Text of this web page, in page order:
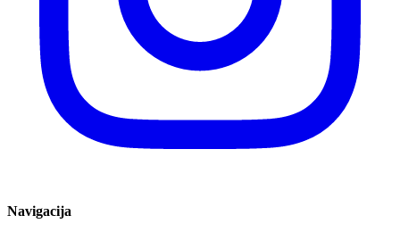
Navigacija